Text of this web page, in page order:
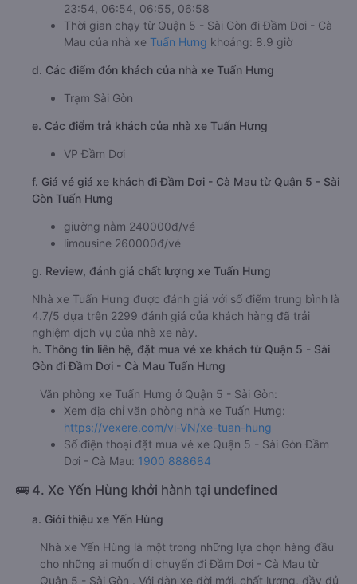
23:54, 06:54, 06:55, 06:58
Thời gian chạy từ Quận 5 - Sài Gòn đi Đầm Dơi - Cà
Mau của nhà xe Tuấn Hưng khoảng: 8.9 giờ
d. Các điểm đón khách của nhà xe Tuấn Hưng
Trạm Sài Gòn
e. Các điểm trả khách của nhà xe Tuấn Hưng
VP Đầm Dơi
f. Giá vé giá xe khách đi Đầm Dơi - Cà Mau từ Quận 5 - Sài
Gòn Tuấn Hưng
giường nằm 240000đ/vé
limousine 260000đ/vé
g. Review, đánh giá chất lượng xe Tuấn Hưng
Nhà xe Tuấn Hưng được đánh giá với số điểm trung bình là
4.7/5 dựa trên 2299 đánh giá của khách hàng đã trải
nghiệm dịch vụ của nhà xe này.
h. Thông tin liên hệ, đặt mua vé xe khách từ Quận 5 - Sài
Gòn đi Đầm Dơi - Cà Mau Tuấn Hưng
Văn phòng xe Tuấn Hưng ở Quận 5 - Sài Gòn:
Xem địa chỉ văn phòng nhà xe Tuấn Hưng:
https://vexere.com/vi-VN/xe-tuan-hung
Số điện thoại đặt mua vé xe Quận 5 - Sài Gòn Đầm
Dơi - Cà Mau: 1900 888684
🚌 4. Xe Yến Hùng khởi hành tại undefined
a. Giới thiệu xe Yến Hùng
Nhà xe Yến Hùng là một trong những lựa chọn hàng đầu
cho những ai muốn di chuyển đi Đầm Dơi - Cà Mau từ
Quận 5 - Sài Gòn . Với dàn xe đời mới, chất lượng, đầy đủ